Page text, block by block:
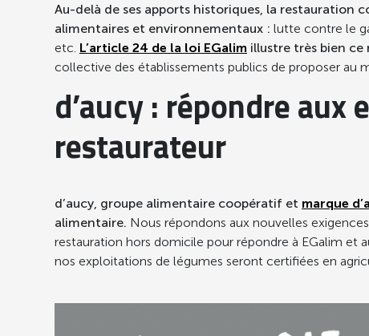
Au-delà de ses apports historiques, la restauration
alimentaires et environnementaux : lutte contre le
etc. L’article 24 de la loi EGalim illustre très bien
collective des établissements publics de proposer au
d’aucy : répondre aux
restaurateur
d’aucy, groupe alimentaire coopératif et marque
alimentaire. Nous répondons aux nouvelles
restauration hors domicile pour répondre à EGalim et
nos exploitations de légumes seront certifiées en